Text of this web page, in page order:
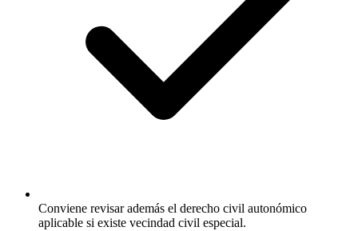
Conviene revisar además el derecho civil autonómico
aplicable si existe vecindad civil especial.